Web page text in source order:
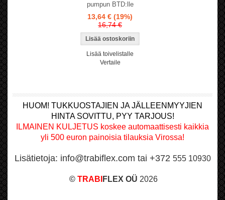
pumpun BTD:lle
13,64 € (19%)
16,74 €
Lisää toivelistalle
Vertaile
HUOM! TUKKUOSTAJIEN JA JÄLLEENMYYJIEN
HINTA SOVITTU, PYY TARJOUS!
ILMAINEN KULJETUS koskee automaattisesti kaikkia
yli 500 euron painoisia tilauksia Virossa!
Lisätietoja: info@trabiflex.com tai +372 555 10930
© TRABI FLEX OÜ 2026